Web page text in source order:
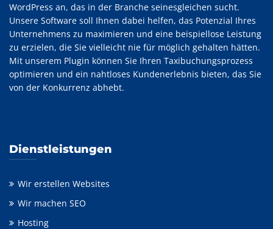
WordPress an, das in der Branche seinesgleichen sucht.
Unsere Software soll Ihnen dabei helfen, das Potenzial Ihres
Unternehmens zu maximieren und eine beispiellose Leistung
zu erzielen, die Sie vielleicht nie für möglich gehalten hätten.
Mit unserem Plugin können Sie Ihren Taxibuchungsprozess
optimieren und ein nahtloses Kundenerlebnis bieten, das Sie
von der Konkurrenz abhebt.
Dienstleistungen
Wir erstellen Websites
Wir machen SEO
Hosting